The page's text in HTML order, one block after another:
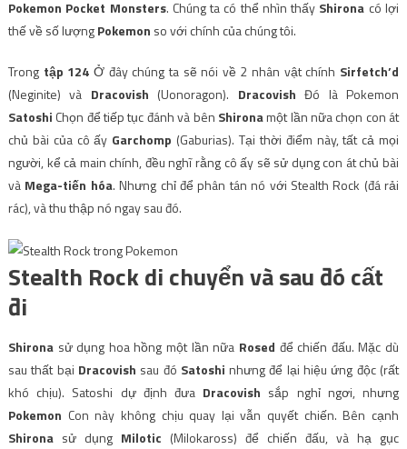
Pokemon Pocket Monsters. Chúng ta có thể nhìn thấy Shirona có lợi
thế về số lượngPokemon so với chính của chúng tôi.
Trong tập 124 Ở đây chúng ta sẽ nói về 2 nhân vật chính Sirfetch’d
(Neginite) và Dracovish (Uonoragon). Dracovish Đó là Pokemon
Satoshi Chọn để tiếp tục đánh và bên Shironamột lần nữa chọn con át
chủ bài của cô ấy Garchomp (Gaburias). Tại thời điểm này, tất cả mọi
người, kể cả main chính, đều nghĩ rằng cô ấy sẽ sử dụng con át chủ bài
và Mega-tiến hóa. Nhưng chỉ để phân tán nó với Stealth Rock (đá rải
rác), và thu thập nó ngay sau đó.
Stealth Rock di chuyển và sau đó cất
đi
Shironasử dụng hoa hồng một lần nữa Rosed để chiến đấu. Mặc dù
sau thất bại Dracovish sau đó Satoshi nhưng để lại hiệu ứng độc (rất
khó chịu). Satoshi dự định đưa Dracovish sắp nghỉ ngơi, nhưng
Pokemon Con này không chịu quay lại vẫn quyết chiến. Bên cạnh
Shironasử dụng Milotic (Milokaross) để chiến đấu, và hạ gục